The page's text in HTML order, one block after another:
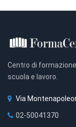
Centro di
scuola e lavoro.
Via
02-50041370